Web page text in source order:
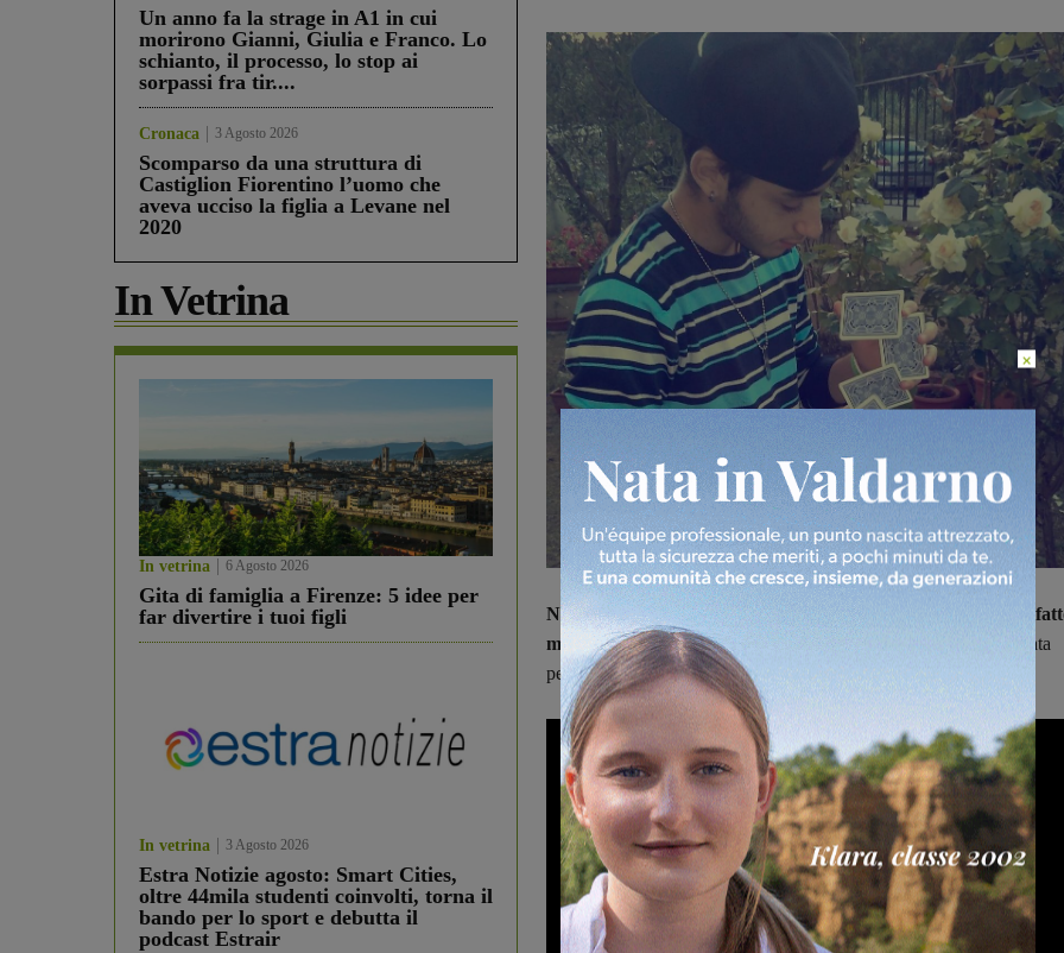
Un anno fa la strage in A1 in cui
morirono Gianni, Giulia e Franco. Lo
schianto, il processo, lo stop ai
sorpassi fra tir....
Cronaca 3 Agosto 2026
Scomparso da una struttura di
Castiglion Fiorentino l’uomo che
aveva ucciso la figlia a Levane nel
2020
In Vetrina
In vetrina 6 Agosto 2026
Gita di famiglia a Firenze: 5 idee per
far divertire i tuoi figli
In vetrina 3 Agosto 2026
Estra Notizie agosto: Smart Cities,
oltre 44mila studenti coinvolti, torna il
bando per lo sport e debutta il
podcast Estrair
Non ha partecipato per il ballo o il canto,
come invece hanno
molti, ma per i giochi di prestigio con le carte.
Una passione nata
per forza di cose e poi diventata parte integrante della sua vita.
×